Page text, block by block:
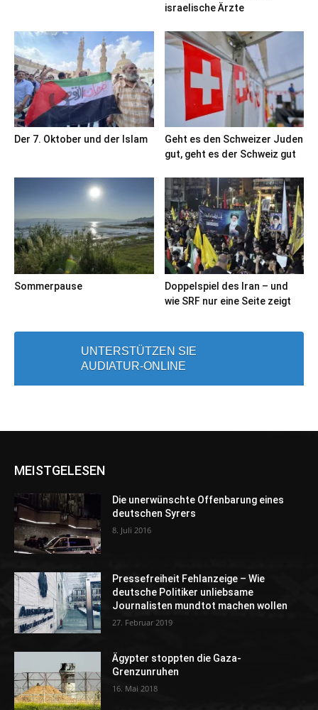
israelische Ärzte
Der 7. Oktober und der Islam
Geht es den Schweizer Juden
gut, geht es der Schweiz gut
Sommerpause
Doppelspiel des Iran – und
wie SRF nur eine Seite zeigt
UNTERSTÜTZEN SIE
AUDIATUR-ONLINE
MEISTGELESEN
Die unerwünschte Offenbarung eines
deutschen Syrers
8. Juli 2016
Pressefreiheit Fehlanzeige – Wie
deutsche Politiker unliebsame
Journalisten mundtot machen wollen
27. Februar 2019
Ägypter stoppten die Gaza-
Grenzunruhen
16. Mai 2018